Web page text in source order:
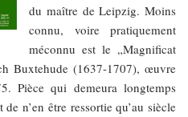
du maître de Leipzig. Moins
connu, voire pratiquement
méconnu est le „Magnificat
Buxtehude (1637-1707), œuvre
Pièce qui demeura longtemps
n’en être ressortie qu’au siècle